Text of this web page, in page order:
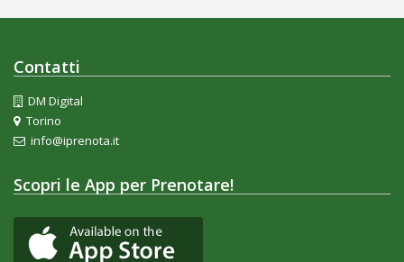
Contatti
DM Digital
Torino
info@iprenota.it
Scopri le App per Prenotare!